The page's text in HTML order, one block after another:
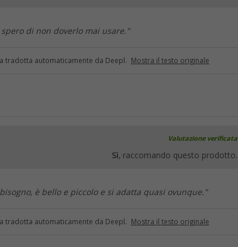
di non doverlo mai usare."
tradotta automaticamente da Deepl. Mostra il testo originale
Valutazione verificata
Sì, raccomando questo prodotto.
è bello e piccolo e si adatta quasi ovunque."
tradotta automaticamente da Deepl. Mostra il testo originale